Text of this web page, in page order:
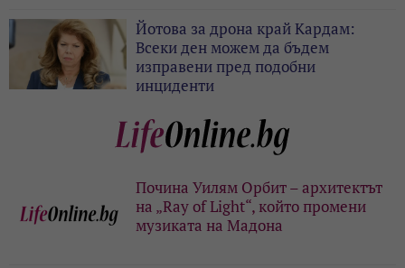
Йотова за дрона край Кардам:
Всеки ден можем да бъдем
изправени пред подобни
инциденти
Почина Уилям Орбит – архитектът
на „Ray of Light“, който промени
музиката на Мадона